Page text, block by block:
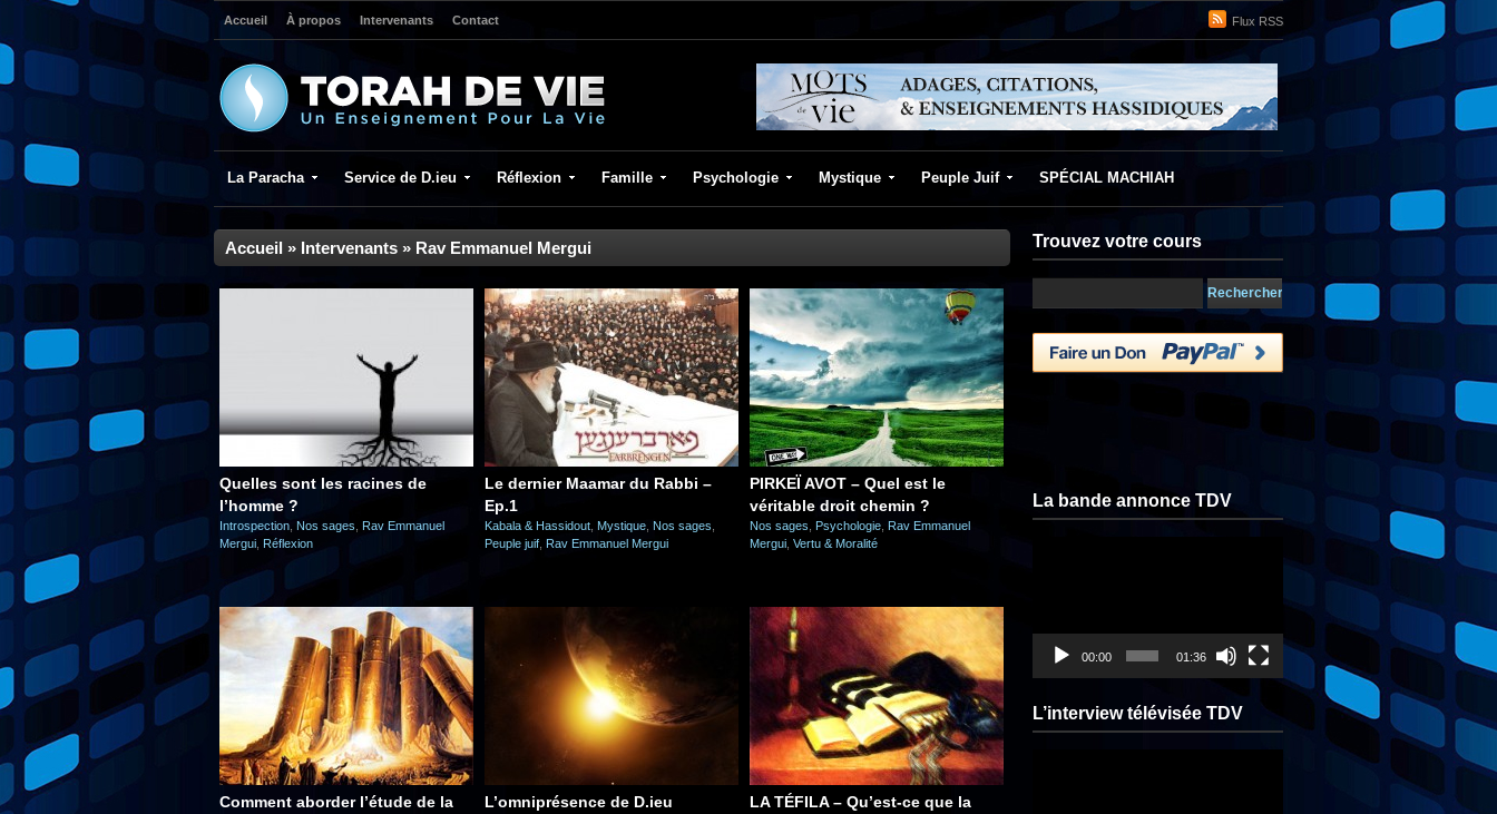
Flux RSS
Accueil À propos Intervenants Contact
La Paracha Service de D.ieu Réflexion Famille Psychologie Mystique Peuple Juif SPÉCIAL MACHIAH
Accueil » Intervenants » Rav Emmanuel Mergui
Quelles sont les racines de
l’homme ?
Introspection Nos sages Rav Emmanuel
Mergui Réflexion
Le dernier Maamar du Rabbi –
Ep.1
Kabala & Hassidout Mystique Nos sages
Peuple juif Rav Emmanuel Mergui
PIRKEÏ AVOT – Quel est le
véritable droit chemin ?
Nos sages Psychologie Rav Emmanuel
Mergui Vertu & Moralité
Comment aborder l’étude de la
L’omniprésence de D.ieu
LA TÉFILA – Qu’est-ce que la
Trouvez votre cours
La bande annonce TDV
00:00 01:36
L’interview télévisée TDV